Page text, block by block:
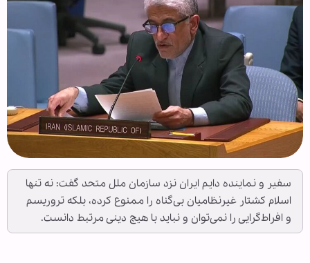
سفیر و نماینده دایم ایران نزد سازمان ملل متحد گفت: نه تنها
اسلام کشتار غیرنظامیان بی‌گناه را ممنوع کرده، بلکه تروریسم
و افراط‌گرایی را نمی‌توان و نباید با هیچ دینی مرتبط دانست.